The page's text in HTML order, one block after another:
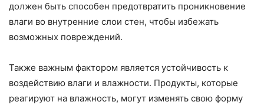
должен быть способен предотвратить проникновение
влаги во внутренние слои стен, чтобы избежать
возможных повреждений.
Также важным фактором является устойчивость к
воздействию влаги и влажности. Продукты, которые
реагируют на влажность, могут изменять свою форму